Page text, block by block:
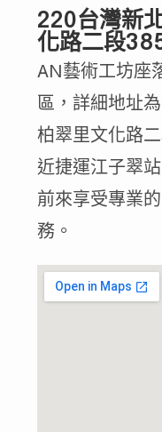
220台灣新
化路二段
AN藝術工坊座
區，詳細地址
柏翠里文化路
近捷運江子翠
前來享受專業
務。